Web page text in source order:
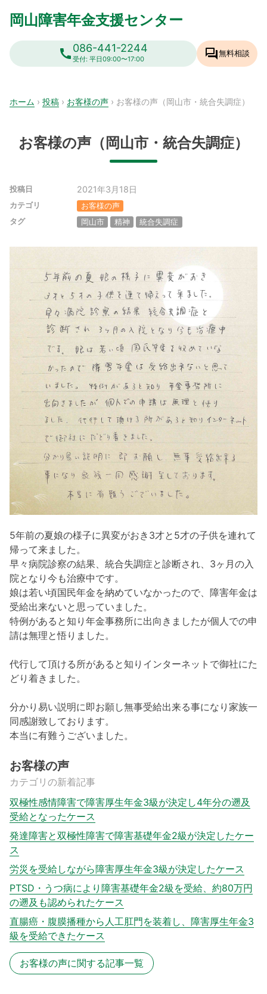
岡山障害年金支援センター
call086-441-2244
受付: 平日09:00〜17:00 forum無料相談
ホーム › 投稿 › お客様の声 › お客様の声（岡山市・統合失調症）
お客様の声（岡山市・統合失調症）
投稿日 2021年3月18日
カテゴリ
お客様の声
タグ
岡山市 精神 統合失調症
5年前の夏娘の様子に異変がおき3才と5才の子供を連れて
帰って来ました。
早々病院診察の結果、統合失調症と診断され、3ヶ月の入
院となり今も治療中です。
娘は若い頃国民年金を納めていなかったので、障害年金は
受給出来ないと思っていました。
特例があると知り年金事務所に出向きましたが個人での申
請は無理と悟りました。
代行して頂ける所があると知りインターネットで御社にた
どり着きました。
分かり易い説明に即お願し無事受給出来る事になり家族一
同感謝致しております。
本当に有難うございました。
お客様の声
カテゴリの新着記事
双極性感情障害で障害厚生年金3級が決定し4年分の遡及
受給となったケース
発達障害と双極性障害で障害基礎年金2級が決定したケー
ス
労災を受給しながら障害厚生年金3級が決定したケース
PTSD・うつ病により障害基礎年金2級を受給、約80万円
の遡及も認められたケース
直腸癌・腹膜播種から人工肛門を装着し、障害厚生年金3
級を受給できたケース
お客様の声に関する記事一覧